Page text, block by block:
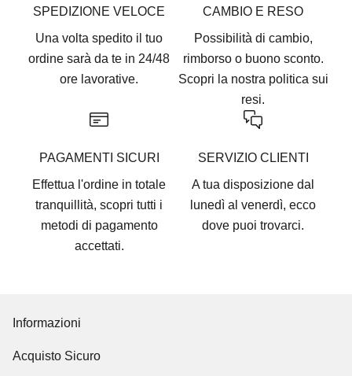
SPEDIZIONE VELOCE
Una volta spedito il tuo
ordine sarà da te in 24/48
ore lavorative.
CAMBIO E RESO
Possibilità di cambio,
rimborso o buono sconto.
Scopri la nostra politica sui
resi.
PAGAMENTI SICURI
Effettua l'ordine in totale
tranquillità, scopri tutti i
metodi di pagamento
accettati.
SERVIZIO CLIENTI
A tua disposizione dal
lunedì al venerdì, ecco
dove puoi trovarci.
Informazioni
Acquisto Sicuro